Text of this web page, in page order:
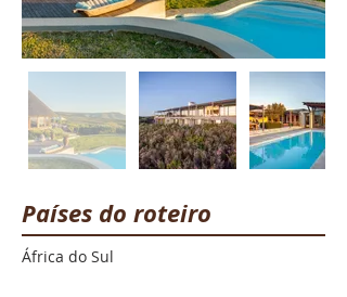
Países do roteiro
África do Sul